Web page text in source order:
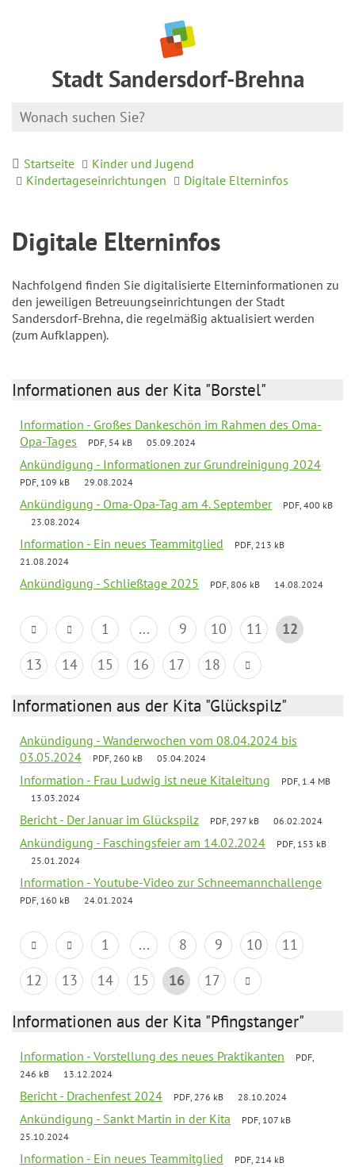
Stadt Sandersdorf-Brehna
Startseite
Kinder und Jugend
Kindertageseinrichtungen
Digitale Elterninfos
Digitale Elterninfos
Nachfolgend finden Sie digitalisierte Elterninformationen zu
den jeweiligen Betreuungseinrichtungen der Stadt
Sandersdorf-Brehna, die regelmäßig aktualisiert werden
(zum Aufklappen).
Informationen aus der Kita "Borstel"
Information - Großes Dankeschön im Rahmen des Oma-
Opa-Tages
PDF, 54 kB 05.09.2024
Ankündigung - Informationen zur Grundreinigung 2024
PDF, 109 kB 29.08.2024
Ankündigung - Oma-Opa-Tag am 4. September
PDF, 400 kB
23.08.2024
Information - Ein neues Teammitglied
PDF, 213 kB
21.08.2024
Ankündigung - Schließtage 2025 PDF, 806 kB 14.08.2024
1 ... 9 10 11
12
13
14 15 16 17 18
Informationen aus der Kita "Glückspilz"
Ankündigung - Wanderwochen vom 08.04.2024 bis
03.05.2024
PDF, 260 kB 05.04.2024
Information - Frau Ludwig ist neue Kitaleitung
PDF, 1.4 MB
13.03.2024
Bericht - Der Januar im Glückspilz PDF, 297 kB 06.02.2024
Ankündigung - Faschingsfeier am 14.02.2024
PDF, 153 kB
25.01.2024
Information - Youtube-Video zur Schneemannchallenge
PDF, 160 kB 24.01.2024
1 ... 8 9 10
11
12
13 14 15 16 17
Informationen aus der Kita "Pfingstanger"
Information - Vorstellung des neues Praktikanten
PDF,
246 kB
13.12.2024
Bericht - Drachenfest 2024 PDF, 276 kB 28.10.2024
Ankündigung - Sankt Martin in der Kita
PDF, 107 kB
25.10.2024
Information - Ein neues Teammitglied
PDF, 214 kB